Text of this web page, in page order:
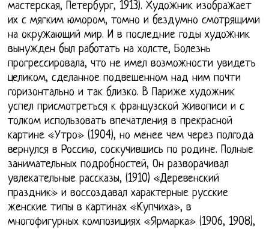
мастерская, Петербург, 1913). Художник изображает
их с мягким юмором, томно и бездумно смотрящими
на окружающий мир. И в последние годы художник
вынужден был работать на холсте, Болезнь
прогрессировала, что не имел возможности увидеть
целиком, сделанное подвешенном над ним почти
горизонтально и так близко. В Париже художник
успел присмотреться к французской живописи и с
толком использовать впечатления в прекрасной
картине «Утро» (1904), но менее чем через полгода
вернулся в Россию, соскучившись по родине. Полные
занимательных подробностей, Он разворачивал
увлекательные рассказы, (1910) «Деревенский
праздник» и воссоздавал характерные русские
женские типы в картинах «Купчиха», в
многофигурных композициях «Ярмарка» (1906, 1908),